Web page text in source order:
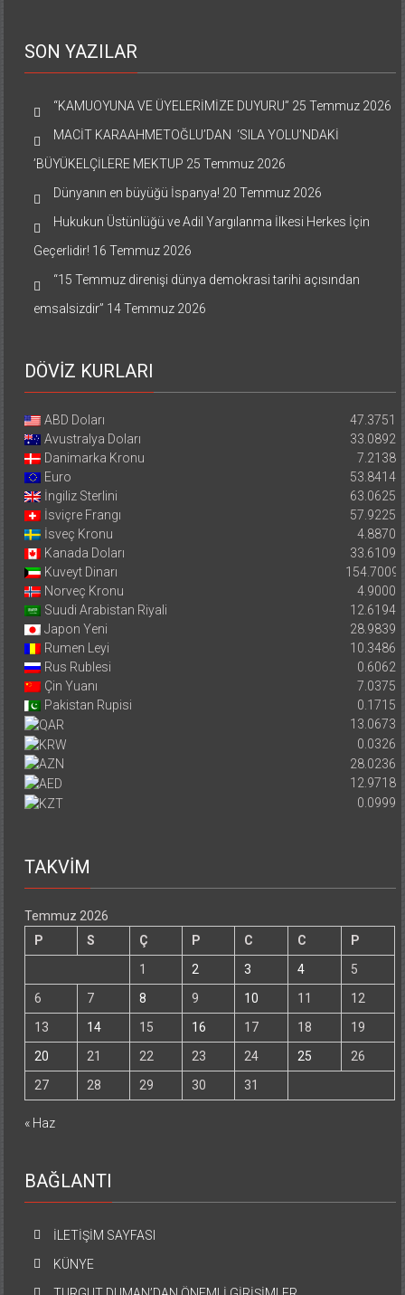
SON YAZILAR
“KAMUOYUNA VE ÜYELERİMİZE DUYURU” 25 Temmuz 2026
MACİT KARAAHMETOĞLU’DAN ‘SILA YOLU’NDAKİ
’BÜYÜKELÇİLERE MEKTUP 25 Temmuz 2026
Dünyanın en büyüğü İspanya! 20 Temmuz 2026
Hukukun Üstünlüğü ve Adil Yargılanma İlkesi Herkes İçin
Geçerlidir! 16 Temmuz 2026
“15 Temmuz direnişi dünya demokrasi tarihi açısından
emsalsizdir” 14 Temmuz 2026
DÖVİZ KURLARI
ABD Doları
47.3751
Avustralya Doları
33.0892
Danimarka Kronu
7.2138
Euro
53.8414
İngiliz Sterlini
63.0625
İsviçre Frangı
57.9225
İsveç Kronu
4.8870
Kanada Doları
33.6109
Kuveyt Dinarı
154.7009
Norveç Kronu
4.9000
Suudi Arabistan Riyali
12.6194
Japon Yeni
28.9839
Rumen Leyi
10.3486
Rus Rublesi
0.6062
Çin Yuanı
7.0375
Pakistan Rupisi
0.1715
13.0673
0.0326
28.0236
12.9718
0.0999
TAKVİM
Temmuz 2026
P
S Ç P C C
P
1
2 3 4
5
6
7 8 9 10 11
12
13
14 15 16 17 18
19
20
21 22 23 24 25
26
27
28 29 30 31
« Haz
BAĞLANTI
İLETİŞİM SAYFASI
KÜNYE